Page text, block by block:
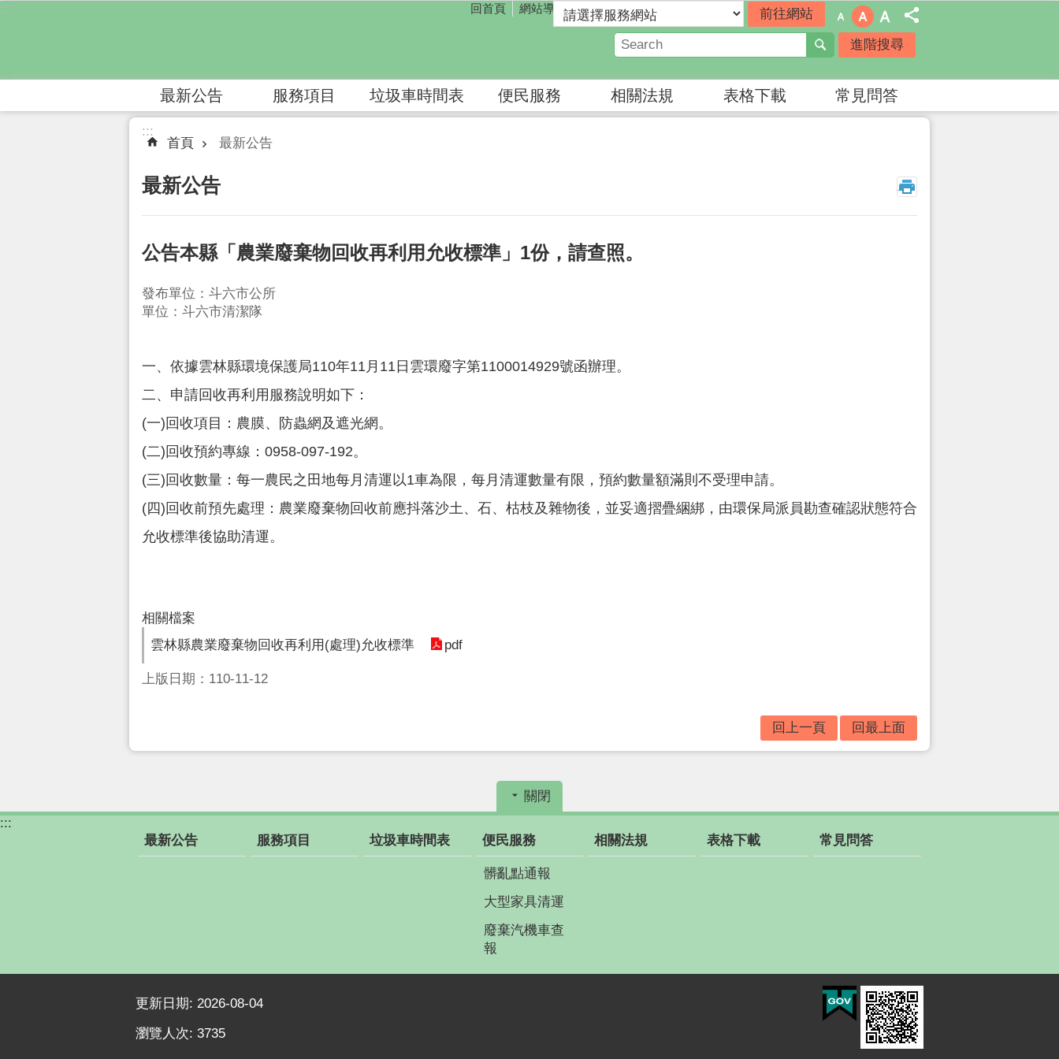
跳到主要內容區塊
::: 回首頁 網站導覽
進階搜尋
最新公告 服務項目 垃圾車時間表 便民服務 相關法規 表格下載 常見問答
:::
首頁 最新公告
最新公告 _
公告本縣「農業廢棄物回收再利用允收標準」1份，請查照。
發布單位：斗六市公所
單位：斗六市清潔隊
一、依據雲林縣環境保護局110年11月11日雲環廢字第1100014929號函辦理。
二、申請回收再利用服務說明如下：
(一)回收項目：農膜、防蟲網及遮光網。
(二)回收預約專線：0958-097-192。
(三)回收數量：每一農民之田地每月清運以1車為限，每月清運數量有限，預約數量額滿則不受理申請。
(四)回收前預先處理：農業廢棄物回收前應抖落沙土、石、枯枝及雜物後，並妥適摺疊綑綁，由環保局派員勘查確認狀態符合
允收標準後協助清運。
相關檔案
雲林縣農業廢棄物回收再利用(處理)允收標準
pdf
上版日期：110-11-12
回上一頁 回最上面
關閉
:::
最新公告
服務項目 垃圾車時間表 便民服務
髒亂點通報
大型家具清運
廢棄汽機車查
報
相關法規 表格下載 常見問答
更新日期: 2026-08-04
瀏覽人次: 3735